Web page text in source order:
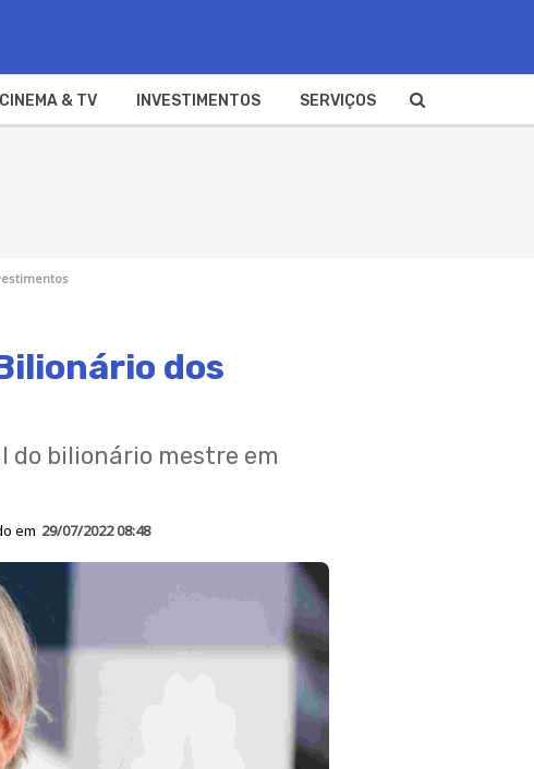
CINEMA & TV INVESTIMENTOS SERVIÇOS
dos
do bilionário mestre em
em 29/07/2022 08:48